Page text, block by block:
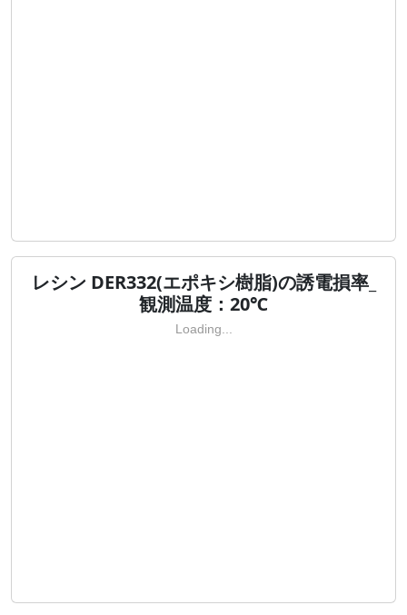
レシン DER332(エポキシ樹脂)の誘電損率_
観測温度：20℃
Loading...